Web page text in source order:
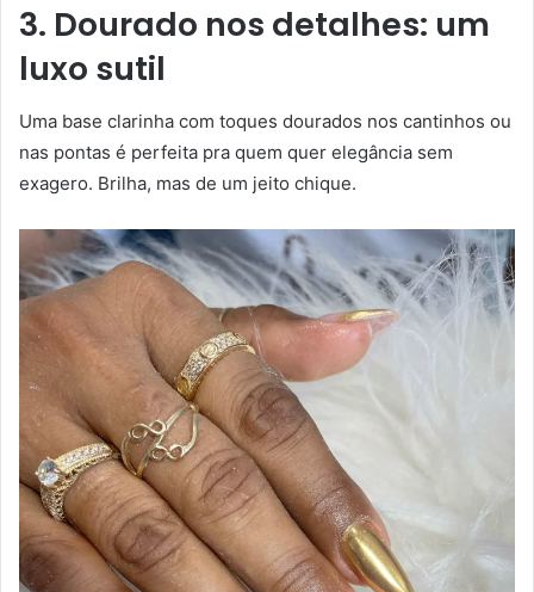
3. Dourado nos detalhes: um
luxo sutil
Uma base clarinha com toques dourados nos cantinhos ou
nas pontas é perfeita pra quem quer elegância sem
exagero. Brilha, mas de um jeito chique.